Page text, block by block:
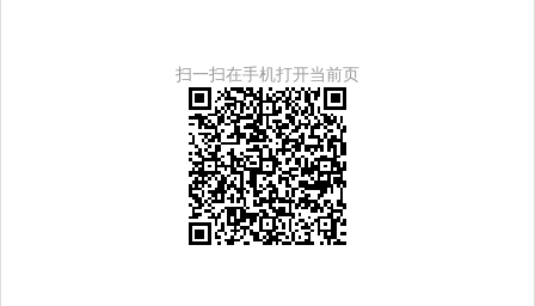
扫一扫在手机打开当前页